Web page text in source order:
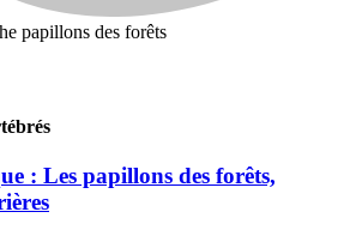
: Les papillons des forêts,